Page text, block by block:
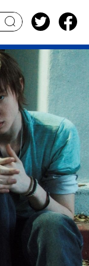
search